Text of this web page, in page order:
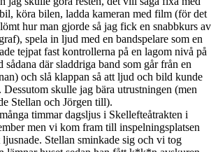
köra bilen, ladda kameran med film (för det
hur man gjorde så jag fick en snabbkurs av
spela in ljud med en bandspelare som en
tejpat fast kontrollerna på en lagom nivå på
sådana där sladdriga band som går från en
och slå klappan så att ljud och bild kunde
Dessutom skulle jag bära utrustningen (men
Stellan och Jörgen till).
timmar dagsljus i Skellefteåtrakten i
men vi kom fram till inspelningsplatsen
Stellan sminkade sig och vi tog